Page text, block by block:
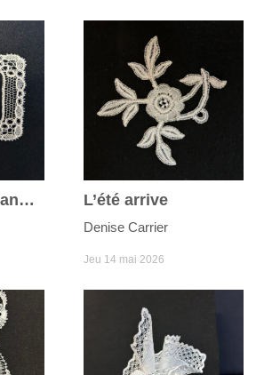
Le Jour et l’Amande L’été arrive
Denise Carrier
Jeu 14 mai 2026